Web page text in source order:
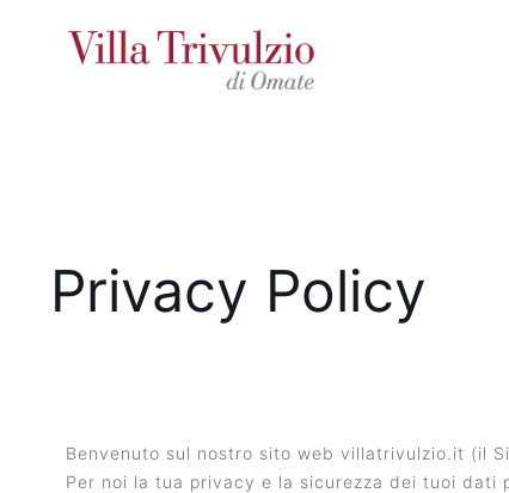
Privacy Policy
Benvenuto sul nostro sito web villatrivulzio.it (il
Per noi la tua privacy e la sicurezza dei tuoi dati